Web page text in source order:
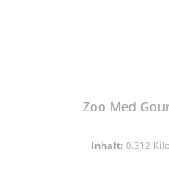
Zoo Med
Inhalt: 0.312